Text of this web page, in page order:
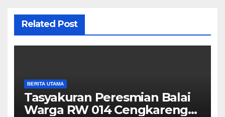
Related Post
BERITA UTAMA
Tasyakuran Peresmian Balai
Warga RW 014 Cengkareng